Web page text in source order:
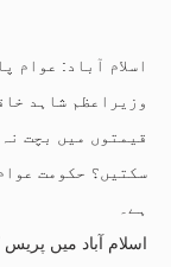
اسلام آباد: عوام
وزیراعظم شاہد
قیمتوں میں بچت
سکتیں؟ حکومت
ہے۔
اسلام آباد میں